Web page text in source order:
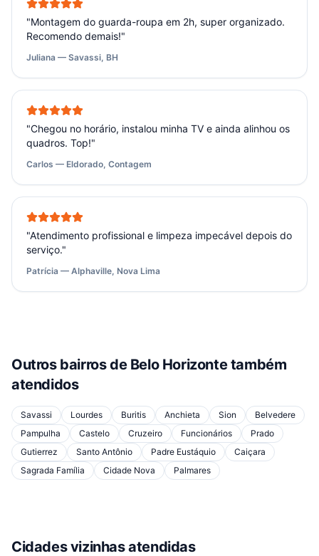
"Montagem do guarda-roupa em 2h, super organizado.
Recomendo demais!"
Juliana — Savassi, BH
"Chegou no horário, instalou minha TV e ainda alinhou os
quadros. Top!"
Carlos — Eldorado, Contagem
"Atendimento profissional e limpeza impecável depois do
serviço."
Patrícia — Alphaville, Nova Lima
Outros bairros de Belo Horizontetambém
atendidos
Savassi Lourdes Buritis Anchieta Sion
Belvedere
Pampulha
Castelo Cruzeiro Funcionários
Prado
Gutierrez
Santo Antônio Padre Eustáquio
Caiçara
Sagrada Família
Cidade Nova Palmares
Cidades vizinhas atendidas